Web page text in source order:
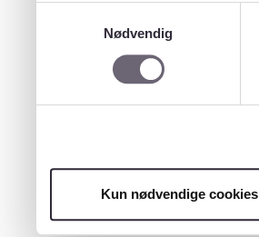
Nødvendig
Kun nødvendige cookies